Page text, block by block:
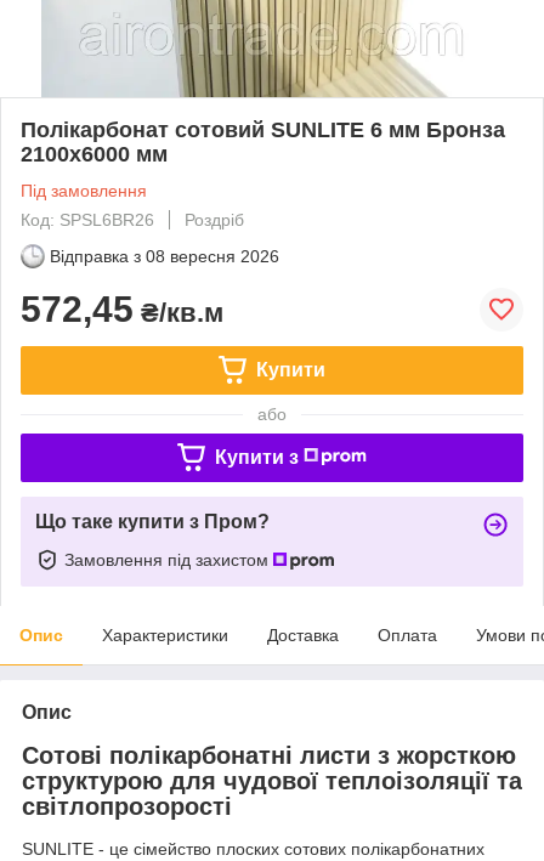
Полікарбонат сотовий SUNLITE 6 мм Бронза
2100x6000 мм
Під замовлення
Код: SPSL6BR26
Роздріб
Відправка з 08 вересня 2026
572,45 ₴/кв.м
Купити
або
Купити з
Що таке купити з Пром?
Замовлення під захистом
Опис Характеристики Доставка Оплата Умови
Опис
Сотові полікарбонатні листи з жорсткою
структурою для чудової теплоізоляції та
світлопрозорості
SUNLITE - це сімейство плоских сотових полікарбонатних